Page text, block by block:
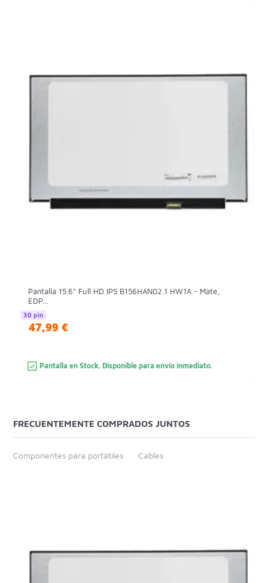
Pantalla 15.6" Full HD IPS B156HAN02.1 HW1A - Mate,
EDP...
30 pin
47,99 €
Pantalla en Stock. Disponible para envio inmediato.
FRECUENTEMENTE COMPRADOS JUNTOS
Componentes para portátiles Cables